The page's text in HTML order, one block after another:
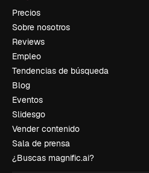
Precios
Sobre nosotros
Reviews
Empleo
Tendencias de búsqueda
Blog
Eventos
Slidesgo
Vender contenido
Sala de prensa
¿Buscas magnific.ai?